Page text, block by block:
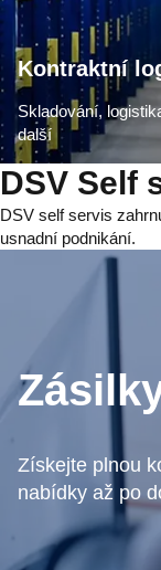
Kontraktní
Skladování,
další
DSV Self
DSV self servis
usnadní podnikání.
Získejte plnou
nabídky až po